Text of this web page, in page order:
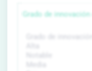
Grado de